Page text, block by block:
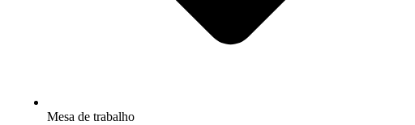
Mesa de trabalho